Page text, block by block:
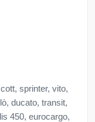
sprinter, vito,
ducato, transit,
450, eurocargo,